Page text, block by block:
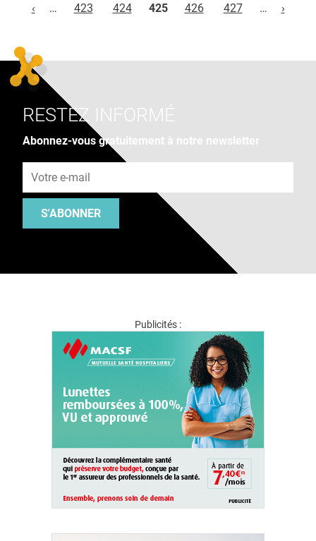
‹
… 423 424 425 426 427 … ›
RESTEZ INFORMÉ
Abonnez-vous gratuitement à notre newsletter
S'ABONNER
Publicités :